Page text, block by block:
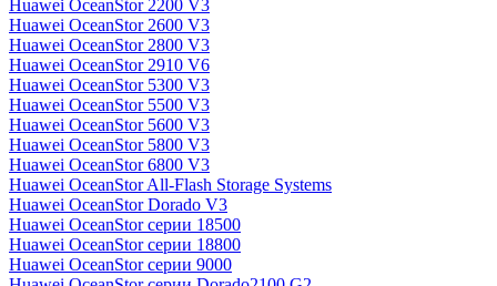
Huawei OceanStor 2200 V3
Huawei OceanStor 2600 V3
Huawei OceanStor 2800 V3
Huawei OceanStor 2910 V6
Huawei OceanStor 5300 V3
Huawei OceanStor 5500 V3
Huawei OceanStor 5600 V3
Huawei OceanStor 5800 V3
Huawei OceanStor 6800 V3
Huawei OceanStor All-Flash Storage Systems
Huawei OceanStor Dorado V3
Huawei OceanStor серии 18500
Huawei OceanStor серии 18800
Huawei OceanStor серии 9000